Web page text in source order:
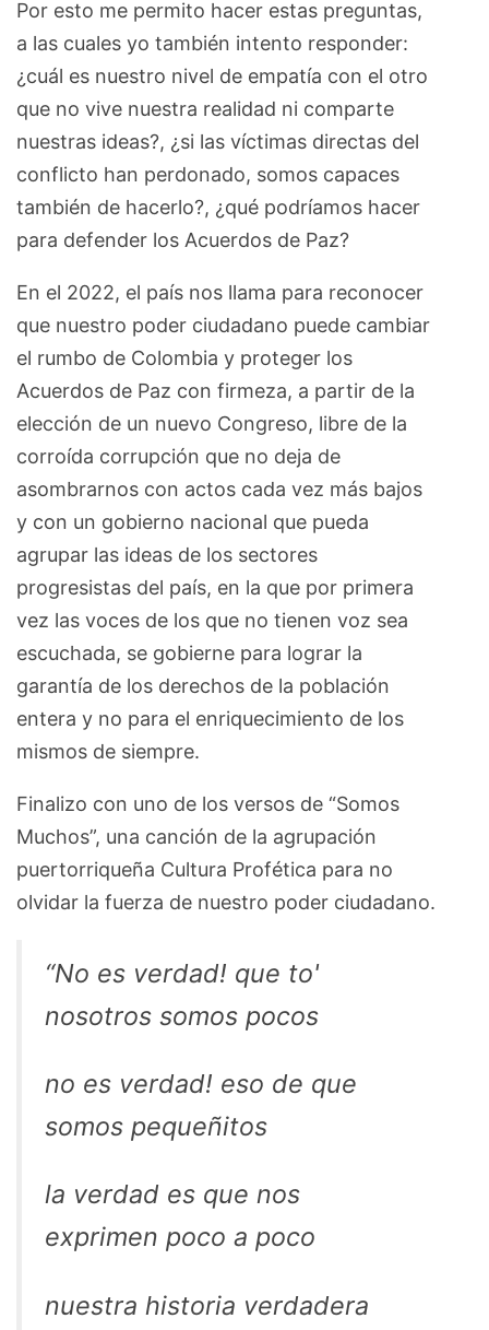
Por esto me permito hacer estas preguntas,
a las cuales yo también intento responder:
¿cuál es nuestro nivel de empatía con el otro
que no vive nuestra realidad ni comparte
nuestras ideas?, ¿si las víctimas directas del
conflicto han perdonado, somos capaces
también de hacerlo?, ¿qué podríamos hacer
para defender los Acuerdos de Paz?
En el 2022, el país nos llama para reconocer
que nuestro poder ciudadano puede cambiar
el rumbo de Colombia y proteger los
Acuerdos de Paz con firmeza, a partir de la
elección de un nuevo Congreso, libre de la
corroída corrupción que no deja de
asombrarnos con actos cada vez más bajos
y con un gobierno nacional que pueda
agrupar las ideas de los sectores
progresistas del país, en la que por primera
vez las voces de los que no tienen voz sea
escuchada, se gobierne para lograr la
garantía de los derechos de la población
entera y no para el enriquecimiento de los
mismos de siempre.
Finalizo con uno de los versos de “Somos
Muchos”, una canción de la agrupación
puertorriqueña Cultura Profética para no
olvidar la fuerza de nuestro poder ciudadano.
“No es verdad! que to'
nosotros somos pocos
no es verdad! eso de que
somos pequeñitos
la verdad es que nos
exprimen poco a poco
nuestra historia verdadera